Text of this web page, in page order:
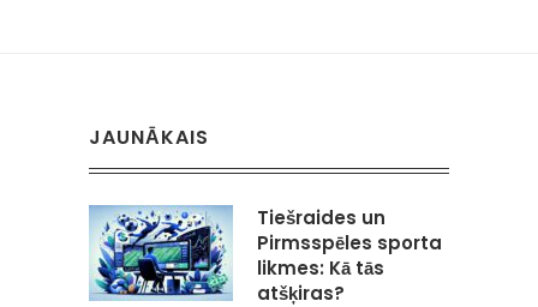
JAUNĀKAIS
Tiešraides un
Pirmsspēles sporta
likmes: Kā tās
atšķiras?